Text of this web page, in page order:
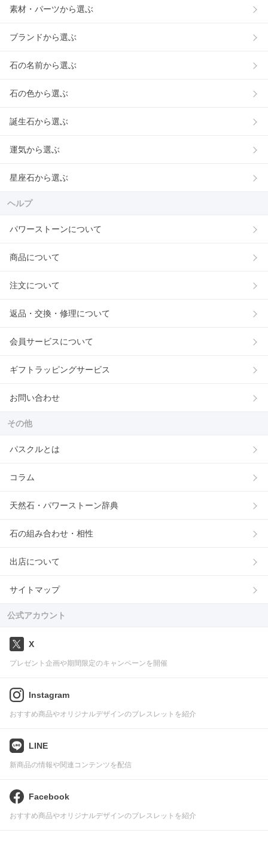
素材・パーツから選ぶ
ブランドから選ぶ
石の名前から選ぶ
石の色から選ぶ
誕生石から選ぶ
運気から選ぶ
星座石から選ぶ
ヘルプ
パワーストーンについて
商品について
注文について
返品・交換・修理について
会員サービスについて
ギフトラッピングサービス
お問い合わせ
その他
パスクルとは
コラム
天然石・パワーストーン辞典
石の組み合わせ・相性
出店について
サイトマップ
公式アカウント
X
プレゼント企画や期間限定のキャンペーンを開催
Instagram
おすすめ商品やオリジナルデザインのブレスレットを紹介
LINE
新商品の情報や関連コンテンツを配信
Facebook
おすすめ商品やオリジナルデザインのブレスレットを紹介